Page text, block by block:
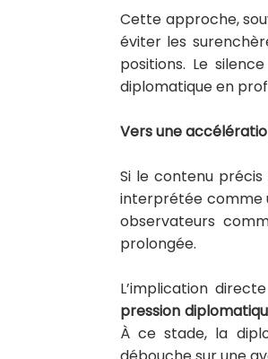
Cette approche,
éviter les
positions. Le
diplomatique en
Vers une
Si le contenu
interprétée comme
observateurs
prolongée.
L’implication
pression
À ce stade, la